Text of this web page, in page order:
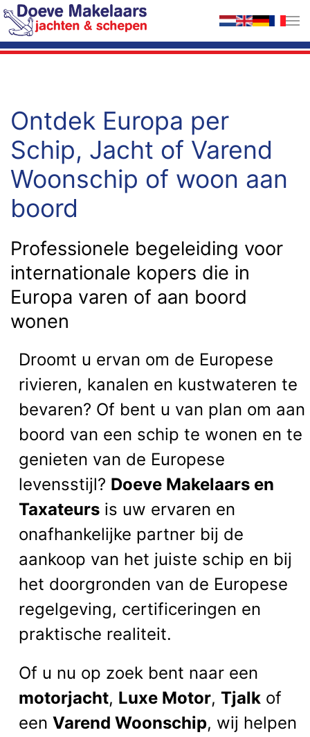
Terug naar hoofdinhoud
Ontdek Europa per
Schip, Jacht of Varend
Woonschip of woon aan
boord
Professionele begeleiding voor
internationale kopers die in
Europa varen of aan boord
wonen
Droomt u ervan om de Europese
rivieren, kanalen en kustwateren te
bevaren? Of bent u van plan om aan
boord van een schip te wonen en te
genieten van de Europese
levensstijl? Doeve Makelaars en
Taxateurs is uw ervaren en
onafhankelijke partner bij de
aankoop van het juiste schip en bij
het doorgronden van de Europese
regelgeving, certificeringen en
praktische realiteit.
Of u nu op zoek bent naar een
motorjacht, Luxe Motor, Tjalk of
een Varend Woonschip, wij helpen